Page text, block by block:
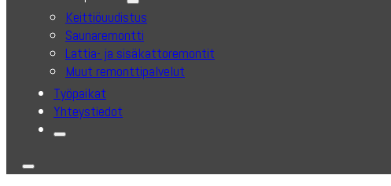
Keittiöuudistus
Saunaremontti
Lattia- ja sisäkattoremontit
Muut remonttipalvelut
Työpaikat
Yhteystiedot